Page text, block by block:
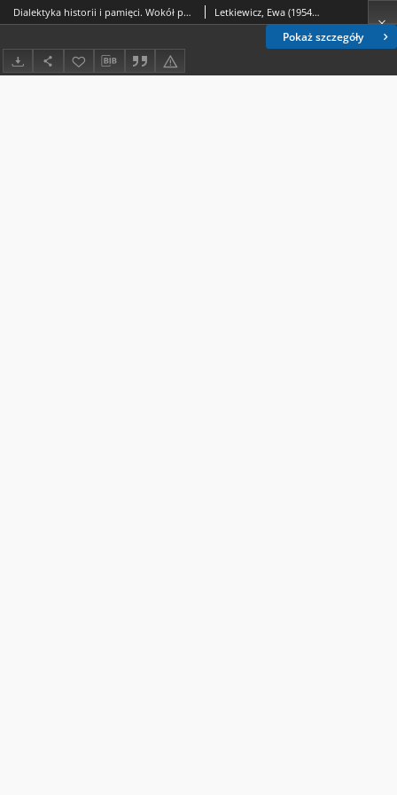
Pokaż szczegóły
Dialektyka historii i pamięci. Wokół postaci i pamiątek związanych z carem-królem Aleksandrem I (1777–1825) Letkiewicz, Ewa (1954- )